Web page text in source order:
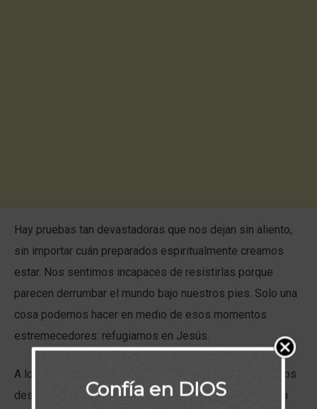
Hay pruebas tan devastadoras que nos dejan sin aliento,
sin importar cuán preparados espiritualmente creamos
estar. Nos sentimos incapaces de resistirlas porque
parecen derrumbar el mundo bajo nuestros pies. Solo una
cosa podemos hacer en medio de esos momentos
estremecedores: refugiarnos en Jesús.
A lo largo de los Salmos, vemos repetidamente que Dios
desea ser nuestro escondite, nuestra fortaleza, nuestra
Confía en DIOS